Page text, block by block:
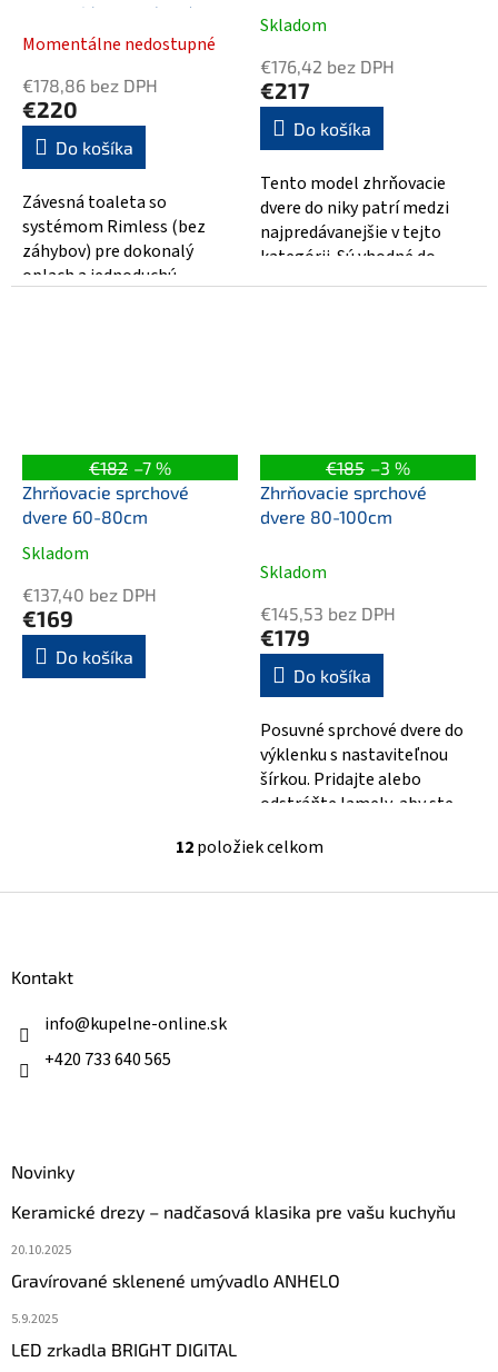
s pomalým zatváraním
(hoAr01)
Momentálne nedostupné
€178,86 bez DPH
€220
Do košíka
Závesná toaleta so
systémom Rimless (bez
záhybov) pre dokonalý
oplach a jednoduchú
Priemerné
hodnotenie
produktu
je
3,9
z
5
hviezdičiek.
Skladom
€176,42 bez DPH
€217
Do košíka
Tento model zhrňovacie
dvere do niky patrí medzi
najpredávanejšie v tejto
kategórii. Sú vhodné do
kúpeľní a sprchovacích
€182 –7 %
Zhrňovacie sprchové
dvere 60-80cm
Priemerné
hodnotenie
produktu
je
3,5
z
Skladom
€137,40 bez DPH
€169
Do košíka
€185 –3 %
Zhrňovacie sprchové
dvere 80-100cm
Skladom
€145,53 bez DPH
€179
Do košíka
Posuvné sprchové dvere do
výklenku s nastaviteľnou
šírkou. Pridajte alebo
odstráňte lamely, aby ste
O
l
i
12položiek celkom
Kontakt
info@kupelne-online.sk
+420 733 640 565
Novinky
Keramické drezy – nadčasová klasika pre vašu kuchyňu
20.10.2025
Gravírované sklenené umývadlo ANHELO
5.9.2025
LED zrkadla BRIGHT DIGITAL